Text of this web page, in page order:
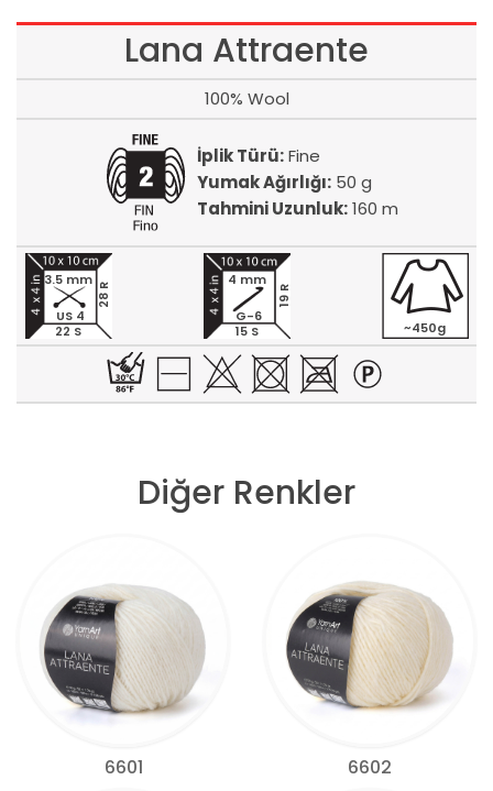
Lana Attraente
100% Wool
İplik Türü:Fine
Yumak Ağırlığı:50 g
Tahmini Uzunluk:160 m
22 S
28 R
3.5 mm
US 4
15 S
19 R
4 mm
G-6
~450g
Diğer Renkler
6601 6602